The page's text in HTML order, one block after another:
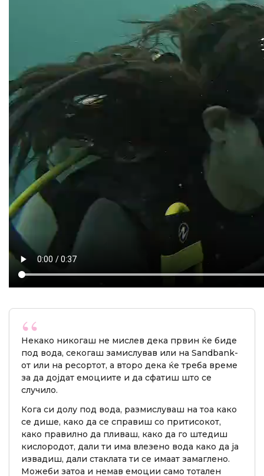
Некако никогаш не мислев дека првин ќе биде
под вода, секогаш замислував или на Sandbank-
от или на ресортот, а второ дека ќе треба време
за да дојдат емоциите и да сфатиш што се
случило.
Кога си долу под вода, размислуваш на тоа како
се дише, како да се справиш со притисокот,
како правилно да пливаш, како да го штедиш
кислородот, дали ти има влезено вода како да ја
извадиш, дали стаклата ти се имаат замаглено.
Можеби затоа и немав емоции само тотален